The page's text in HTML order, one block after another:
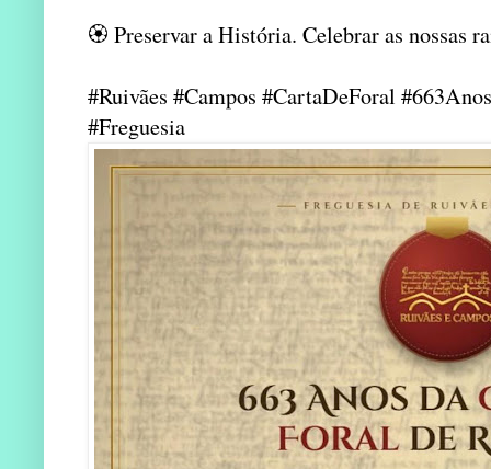
🏵️ Preservar a História. Celebrar as nossas
#Ruivães #Campos #CartaDeForal
#Freguesia